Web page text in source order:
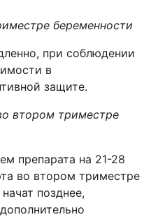
беременности
при соблюдении
в
защите.
втором триместре
препарата на 21-28
во втором триместре
позднее,